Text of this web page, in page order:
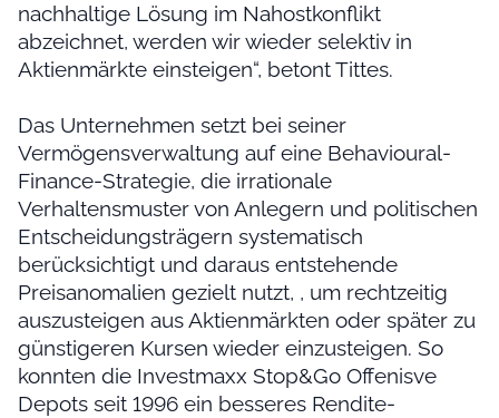
nachhaltige Lösung im Nahostkonflikt
abzeichnet, werden wir wieder selektiv in
Aktienmärkte einsteigen“, betont Tittes.
Das Unternehmen setzt bei seiner
Vermögensverwaltung auf eine Behavioural-
Finance-Strategie, die irrationale
Verhaltensmuster von Anlegern und politischen
Entscheidungsträgern systematisch
berücksichtigt und daraus entstehende
Preisanomalien gezielt nutzt, , um rechtzeitig
auszusteigen aus Aktienmärkten oder später zu
günstigeren Kursen wieder einzusteigen. So
konnten die Investmaxx Stop&Go Offenisve
Depots seit 1996 ein besseres Rendite-